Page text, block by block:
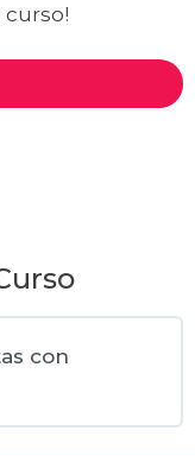
curso!
con